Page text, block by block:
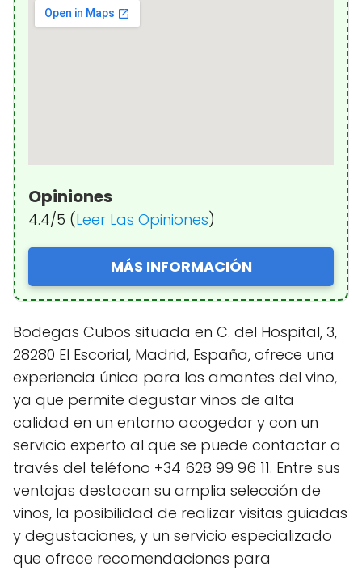
Opiniones
4.4/5 (Leer Las Opiniones)
MÁS INFORMACIÓN
Bodegas Cubos situada en C. del Hospital, 3,
28280 El Escorial, Madrid, España, ofrece una
experiencia única para los amantes del vino,
ya que permite degustar vinos de alta
calidad en un entorno acogedor y con un
servicio experto al que se puede contactar a
través del teléfono +34 628 99 96 11. Entre sus
ventajas destacan su amplia selección de
vinos, la posibilidad de realizar visitas guiadas
y degustaciones, y un servicio especializado
que ofrece recomendaciones para